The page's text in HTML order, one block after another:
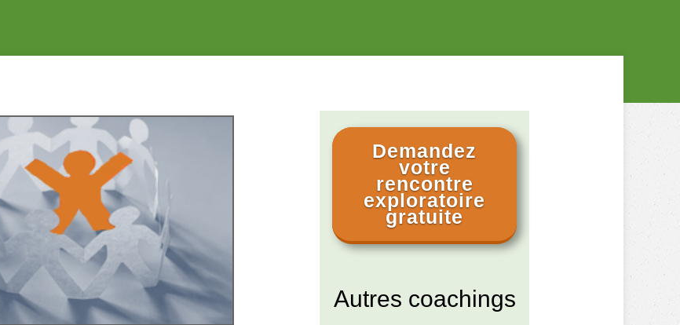
Demandez
votre
rencontre
exploratoire
gratuite
Autres coachings